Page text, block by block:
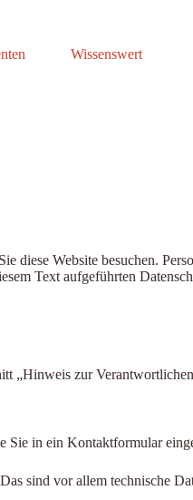
Wissenswert
diese Website besuchen.
Text aufgeführten
„Hinweis zur
Sie in ein Kontaktformular
sind vor allem technische